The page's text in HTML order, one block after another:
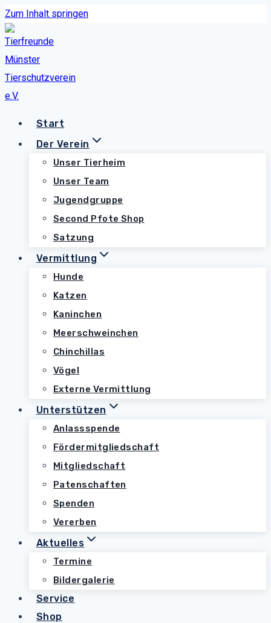
Zum Inhalt springen
Start
Der Verein
Unser Tierheim
Unser Team
Jugendgruppe
Second Pfote Shop
Satzung
Vermittlung
Hunde
Katzen
Kaninchen
Meerschweinchen
Chinchillas
Vögel
Externe Vermittlung
Unterstützen
Anlassspende
Fördermitgliedschaft
Mitgliedschaft
Patenschaften
Spenden
Vererben
Aktuelles
Termine
Bildergalerie
Service
Shop